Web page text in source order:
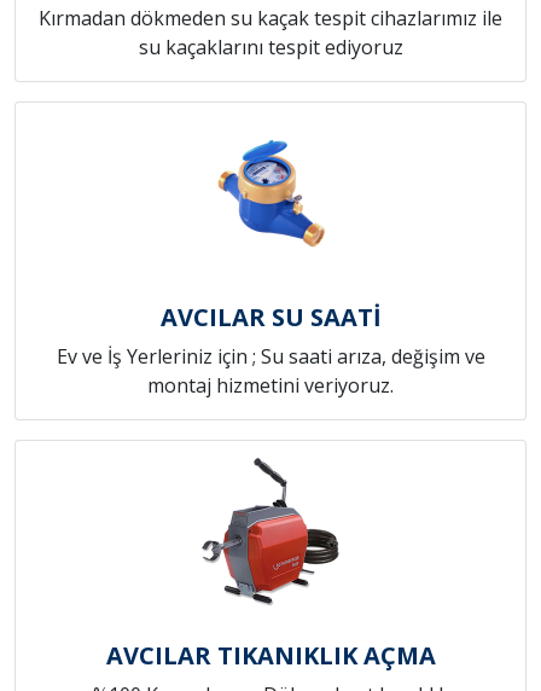
Kırmadan dökmeden su kaçak tespit cihazlarımız ile
su kaçaklarını tespit ediyoruz
AVCILAR SU SAATİ
Ev ve İş Yerleriniz için ; Su saati arıza, değişim ve
montaj hizmetini veriyoruz.
AVCILAR TIKANIKLIK AÇMA